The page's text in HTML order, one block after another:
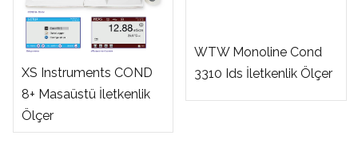
XS Instruments COND
8+ Masaüstü İletkenlik
Ölçer
WTW Monoline Cond
3310 Ids İletkenlik Ölçer